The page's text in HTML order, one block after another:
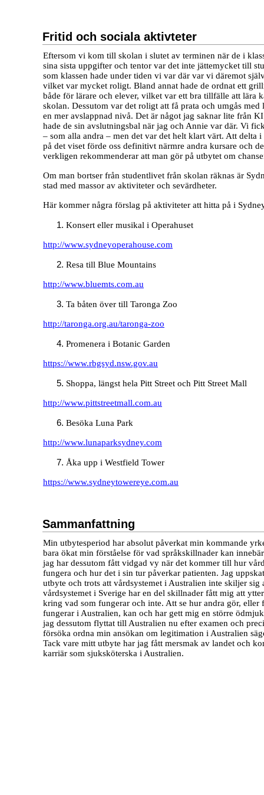
Fritid och sociala aktivteter
Eftersom vi kom till skolan i slutet av terminen när de i
sina sista uppgifter och tentor var det inte jättemycket till
som klassen hade under tiden vi var där var vi däremot
vilket var mycket roligt. Bland annat hade de ordnat ett
både för lärare och elever, vilket var ett bra tillfälle att lära
skolan. Dessutom var det roligt att få prata och umgås med
en mer avslappnad nivå. Det är något jag saknar lite från
hade de sin avslutningsbal när jag och Annie var där. Vi
– som alla andra – men det var det helt klart värt. Att delta i
på det viset förde oss definitivt närmre andra kursare och
verkligen rekommenderar att man gör på utbytet om
Om man bortser från studentlivet från skolan räknas är
stad med massor av aktiviteter och sevärdheter.
Här kommer några förslag på aktiviteter att hitta på i
Konsert eller musikal i Operahuset
http://www.sydneyoperahouse.com
Resa till Blue Mountains
http://www.bluemts.com.au
Ta båten över till Taronga Zoo
http://taronga.org.au/taronga-zoo
Promenera i Botanic Garden
https://www.rbgsyd.nsw.gov.au
Shoppa, längst hela Pitt Street och Pitt Street Mall
http://www.pittstreetmall.com.au
Besöka Luna Park
http://www.lunaparksydney.com
Åka upp i Westfield Tower
https://www.sydneytowereye.com.au
Sammanfattning
Min utbytesperiod har absolut påverkat min kommande
bara ökat min förståelse för vad språkskillnader kan
jag har dessutom fått vidgad vy när det kommer till hur
fungera och hur det i sin tur påverkar patienten. Jag
utbyte och trots att vårdsystemet i Australien inte skiljer
vårdsystemet i Sverige har en del skillnader fått mig att
kring vad som fungerar och inte. Att se hur andra gör, eller
fungerar i Australien, kan och har gett mig en större
jag dessutom flyttat till Australien nu efter examen och
försöka ordna min ansökan om legitimation i Australien
Tack vare mitt utbyte har jag fått mersmak av landet och
karriär som sjuksköterska i Australien.